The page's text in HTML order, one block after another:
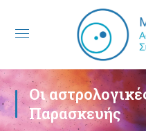
Οι
Παρασκευής